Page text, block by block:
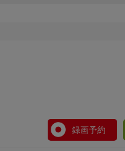
録画予約